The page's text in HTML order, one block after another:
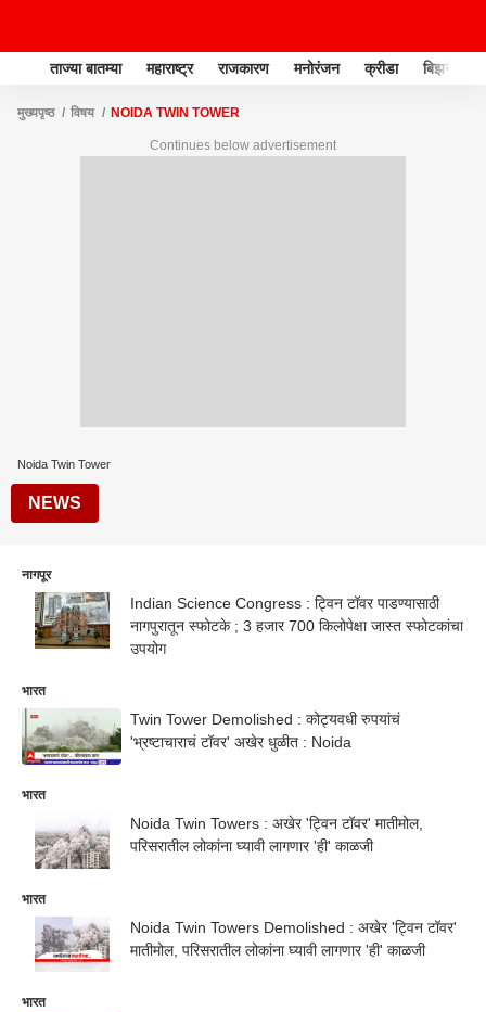
ताज्या बातम्या महाराष्ट्र राजकारण मनोरंजन क्रीडा बिझनेस
मुख्यपृष्ठ विषय NOIDA TWIN TOWER
Continues below advertisement
Noida Twin Tower
NEWS
नागपूर
Indian Science Congress : ट्विन टॉवर पाडण्यासाठी
नागपुरातून स्फोटके ; 3 हजार 700 किलोपेक्षा जास्त स्फोटकांचा
उपयोग
भारत
Twin Tower Demolished : कोट्यवधी रुपयांचं
'भ्रष्टाचाराचं टॉवर' अखेर धुळीत : Noida
भारत
Noida Twin Towers : अखेर 'ट्विन टॉवर' मातीमोल,
परिसरातील लोकांना घ्यावी लागणार 'ही' काळजी
भारत
Noida Twin Towers Demolished : अखेर 'ट्विन टॉवर'
मातीमोल, परिसरातील लोकांना घ्यावी लागणार 'ही' काळजी
भारत